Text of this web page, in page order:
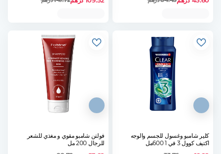
كلير شامبو وغسول للجسم والوجه
اكتيف كوول 3 في 1 600مل
فولتن شامبو مقوي و مغذي للشعر
للرجال 200 مل